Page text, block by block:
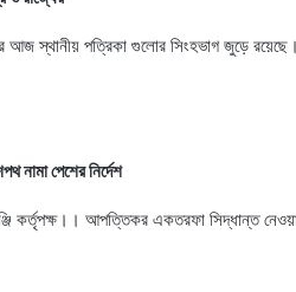
স্থানীয় পত্রিকা গুলোর সিংহভাগ জুড়ে রয়েছে।
নামা পেশের নির্দেশ
কর্তৃপক্ষ।। আপত্তিকর একতরফা সিদ্ধান্ত